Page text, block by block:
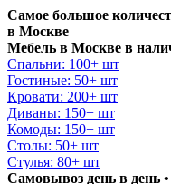
Самое большое
в Москве
Мебель в Москве в
Спальни: 100+ шт
Гостиные: 50+ шт
Кровати: 200+ шт
Диваны: 150+ шт
Комоды: 150+ шт
Столы: 50+ шт
Стулья: 80+ шт
Самовывоз день в день